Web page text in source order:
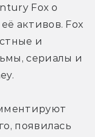
Fox о
активов. Fox
и
сериалы и
появилась